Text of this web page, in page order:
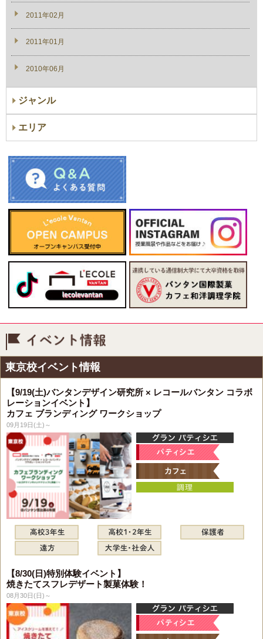
2011年02月
2011年01月
2010年06月
ジャンル
エリア
東京校イベント情報
【9/19(土)バンタンデザイン研究所 × レコールバンタン コラボ
レーションイベント】
カフェ ブランディング ワークショップ
09月19日(土)～
【8/30(日)特別体験イベント】
焼きたてスフレデザート製菓体験！
08月30日(日)～